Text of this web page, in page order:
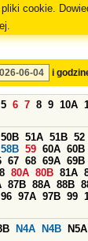
cookie.
i
5 6 7 8 9 10A
50B 51A 51B 52
58B 59 60A 60B
67 68 69A 69B
80A 80B 81A
87B 88A 88B
96 97A 97B 99
N4A N4B N5A